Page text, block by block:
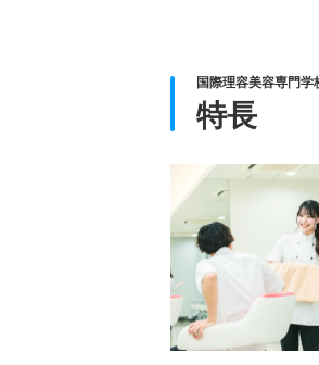
国際理容美容専門学
特長